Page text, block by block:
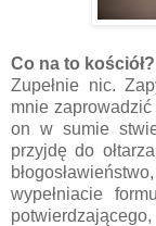
Co na to kościół?
Zupełnie nic.
mnie
on w sumie
przyjdę do
wypełniacie
potwierdzającego,